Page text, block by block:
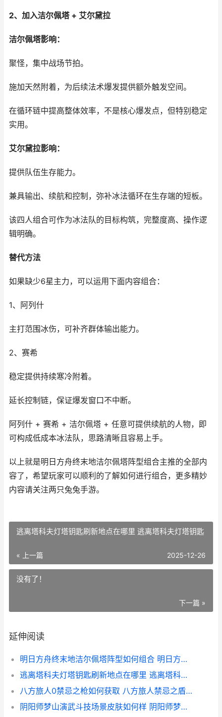
2、加入洁尔佩塔 + 艾尔黛拉
洁尔佩塔影响：
聚怪，集中战场节拍。
施加天然附着，为后续法术爆发提供额外触发空间。
在循环链中提高整体效率，不是核心爆发点，但特别稳定
实用。
艾尔黛拉影响：
提供队伍生存能力。
兼具输出、续航和控制，弥补冰法循环在生存端的短板。
该四人组合可作为冰法队的目标构筑，完整度高、操作逻
辑明确。
替代方法
如果缺少6星主力，可以运用下面内容组合：
1、阿列什
主打范围冰伤，可补齐群体输出能力。
2、赛希
稳定提供持续寒冷附着。
延长控制链，保证爆发窗口不中断。
阿列什 + 赛希 + 洁尔佩塔 + 任意可提供续航的人物，即
可构成低成本冰法队，思路清晰且容易上手。
以上就是明日方舟终末地洁尔佩塔阵型组合主推的全部内
容了，希望玩家可以顺利的了解如何进行组合，更多精妙
内容请关注两只兔兔手游。
逃离塔科夫灯塔钥匙刷新地点在哪里 逃离塔科夫灯塔钥匙
« 上一篇 2025-12-26
没有了！
下一篇 »
延伸阅读
明日方舟终末地洁尔佩塔阵型如何组合 明日方舟终末地三测
逃离塔科夫灯塔钥匙刷新地点在哪里 逃离塔科夫灯塔钥匙
八方旅人0禁忌之枪如何获取 八方旅人禁忌之盾在哪
阴阳师梦山演武斗技场景皮肤如何样 阴阳师梦溪石